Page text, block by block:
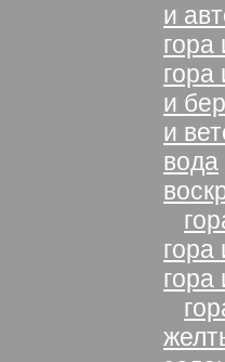
и
гора
и
и
вода
гора